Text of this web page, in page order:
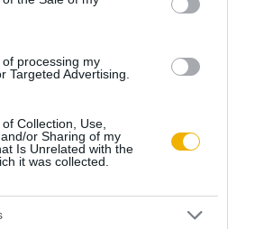
processing my
Targeted Advertising.
Collection, Use,
or Sharing of my
Is Unrelated with the
it was collected.
gyermeke született.
városka mindmáig megünnepli
ban ugyanis e napon lovagolt be a
Pitts és Bill Chadwell
Bank volt a célpontjuk, ahová
Csakhogy a páncélszekrénynek
hitte ezt el, leütötte a pénztárost,